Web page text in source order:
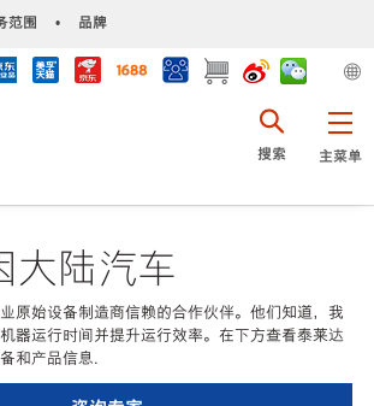
范围 • 品牌
主菜单
搜索
大陆汽车
原始设备制造商信赖的合作伙伴。他们知道，我
器运行时间并提升运行效率。在下方查看泰莱达
和产品信息.